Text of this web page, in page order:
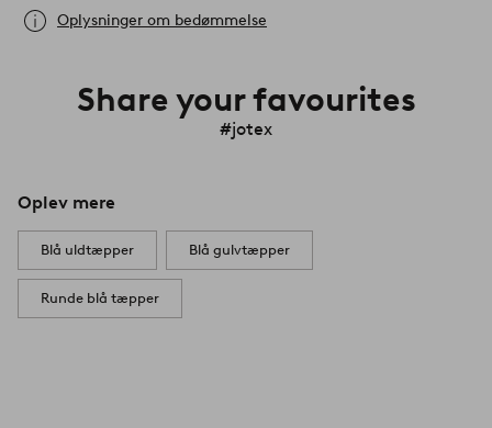
Oplysninger om bedømmelse
Share your favourites
#jotex
Oplev mere
Blå uldtæpper Blå gulvtæpper
Runde blå tæpper